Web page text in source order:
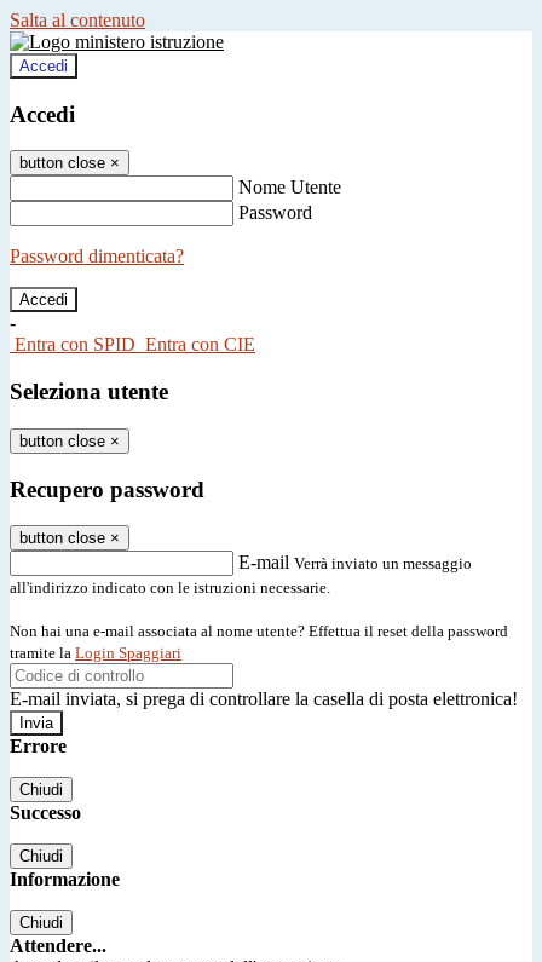
Salta al contenuto
Accedi
Accedi
button close ×
Nome Utente
Password
Password dimenticata?
-
Entra con SPID Entra con CIE
Seleziona utente
button close ×
Recupero password
button close ×
E-mail Verrà inviato un messaggio
all'indirizzo indicato con le istruzioni necessarie.
Non hai una e-mail associata al nome utente? Effettua il reset della password
tramite la Login Spaggiari
E-mail inviata, si prega di controllare la casella di posta elettronica!
Errore
Chiudi
Successo
Chiudi
Informazione
Chiudi
Attendere...